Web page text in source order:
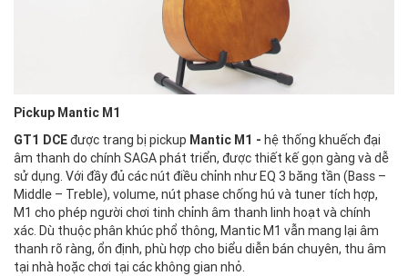
Pickup Mantic M1
GT1 DCEđược trang bị pickup Mantic M1 - hệ thống khuếch đại
âm thanh do chính SAGA phát triển, được thiết kế gọn gàng và dễ
sử dụng. Với đầy đủ các nút điều chỉnh như EQ 3 băng tần (Bass –
Middle – Treble), volume, nút phase chống hú và tuner tích hợp,
M1 cho phép người chơi tinh chỉnh âm thanh linh hoạt và chính
xác. Dù thuộc phân khúc phổ thông, Mantic M1 vẫn mang lại âm
thanh rõ ràng, ổn định, phù hợp cho biểu diễn bán chuyên, thu âm
tại nhà hoặc chơi tại các không gian nhỏ.